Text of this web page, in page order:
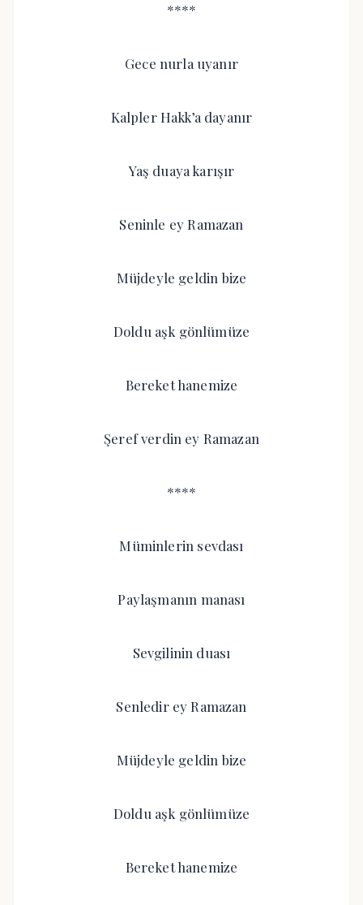
****
Gece nurla uyanır
Kalpler Hakk’a dayanır
Yaş duaya karışır
Seninle ey Ramazan
Müjdeyle geldin bize
Doldu aşk gönlümüze
Bereket hanemize
Şeref verdin ey Ramazan
****
Müminlerin sevdası
Paylaşmanın manası
Sevgilinin duası
Senledir ey Ramazan
Müjdeyle geldin bize
Doldu aşk gönlümüze
Bereket hanemize